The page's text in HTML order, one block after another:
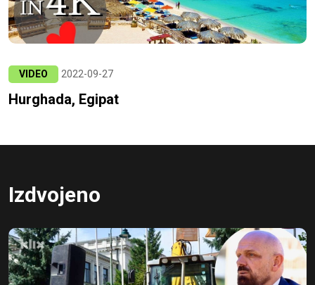
VIDEO 2022-09-27
Hurghada, Egipat
Izdvojeno